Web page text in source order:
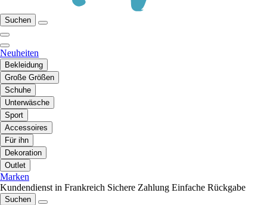
Suchen
Neuheiten
Bekleidung
Große Größen
Schuhe
Unterwäsche
Sport
Accessoires
Für ihn
Dekoration
Outlet
Marken
Kundendienst in Frankreich Sichere Zahlung Einfache Rückgabe
Suchen